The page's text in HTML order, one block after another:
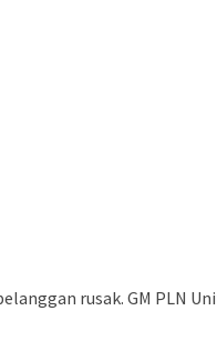
rusak. GM PLN